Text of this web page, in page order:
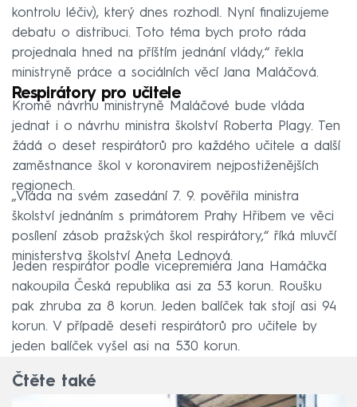
kontrolu léčiv), který dnes rozhodl. Nyní finalizujeme
debatu o distribuci. Toto téma bych proto ráda
projednala hned na příštím jednání vlády,“ řekla
ministryně práce a sociálních věcí Jana Maláčová.
Respirátory pro učitele
Kromě návrhu ministryně Maláčové bude vláda
jednat i o návrhu ministra školství Roberta Plagy. Ten
žádá o deset respirátorů pro každého učitele a další
zaměstnance škol v koronavirem nejpostiženějších
regionech.
„Vláda na svém zasedání 7. 9. pověřila ministra
školství jednáním s primátorem Prahy Hřibem ve věci
posílení zásob pražských škol respirátory,“ říká mluvčí
ministerstva školství Aneta Lednová.
Jeden respirátor podle vicepremiéra Jana Hamáčka
nakoupila Česká republika asi za 53 korun. Roušku
pak zhruba za 8 korun. Jeden balíček tak stojí asi 94
korun. V případě deseti respirátorů pro učitele by
jeden balíček vyšel asi na 530 korun.
Čtěte také